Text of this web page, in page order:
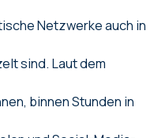
Netzwerke auch in
sind. Laut dem
binnen Stunden in